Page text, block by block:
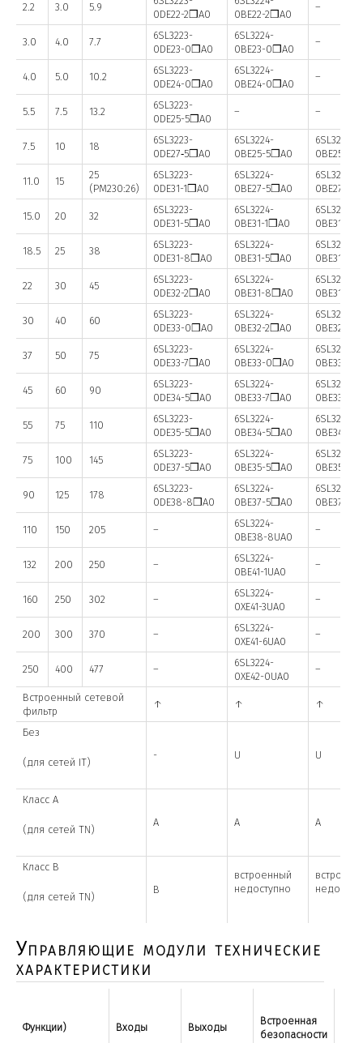
2.2 3.0 5.9
0DE22-2❒A0
0BE22-2❒A0
–
3.0 4.0 7.7
6SL3223-
0DE23-0❒A0
6SL3224-
0BE23-0❒A0
–
4.0 5.0 10.2
6SL3223-
0DE24-0❒A0
6SL3224-
0BE24-0❒A0
–
5.5 7.5 13.2
6SL3223-
0DE25-5❒A0
– –
7.5 10 18
6SL3223-
0DE27‑5❒A0
6SL3224-
0BE25-5❒A0
6SL3225-
0BE25-
11.0 15
25
(PM230:26)
6SL3223-
0DE31-1❒A0
6SL3224-
0BE27-5❒A0
6SL3225-
0BE27-
15.0 20 32
6SL3223-
0DE31-5❒A0
6SL3224-
0BE31-1❒A0
6SL3225-
0BE31-1AA1
18.5 25 38
6SL3223-
0DE31-8❒A0
6SL3224-
0BE31-5❒A0
6SL3225-
0BE31-
22 30 45
6SL3223-
0DE32-2❒A0
6SL3224-
0BE31-8❒A0
6SL3225-
0BE31-
30 40 60
6SL3223-
0DE33-0❒A0
6SL3224-
0BE32-2❒A0
6SL3225-
0BE32-
37 50 75
6SL3223-
0DE33-7❒A0
6SL3224-
0BE33-0❒A0
6SL3225-
0BE33-
45 60 90
6SL3223-
0DE34-5❒A0
6SL3224-
0BE33-7❒A0
6SL3225-
0BE33-
55 75 110
6SL3223-
0DE35-5❒A0
6SL3224-
0BE34-5❒A0
6SL3225-
0BE34-
75 100 145
6SL3223-
0DE37-5❒A0
6SL3224-
0BE35-5❒A0
6SL3225-
0BE35-
90 125 178
6SL3223-
0DE38-8❒A0
6SL3224-
0BE37-5❒A0
6SL3225-
0BE37-
110 150 205 –
6SL3224-
0BE38-8UA0
–
132 200 250 –
6SL3224-
0BE41-1UA0
–
160 250 302 –
6SL3224-
0XE41-3UA0
–
200 300 370 –
6SL3224-
0XE41-6UA0
–
250 400 477 –
6SL3224-
0XE42-0UA0
–
Встроенный сетевой
фильтр
↑ ↑ ↑
Без
(для сетей IT)
- U U
Класс A
(для сетей TN)
A A A
Класс B
(для сетей TN)
B
встроенный
недоступно
Управляющие модули технические
характеристики
Функции) Входы Выходы
Встроенная
безопасности